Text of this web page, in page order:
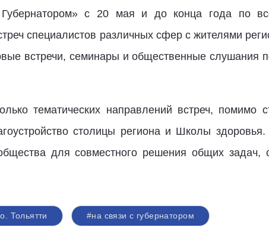
с 20 мая и до конца года по
специалистов различных сфер с жителями
встречи, семинары и общественные слушания
тематических направлений встреч, помимо
столицы региона и Школы
для совместного решения общих задач,
Тольятти #на связи с губернатором